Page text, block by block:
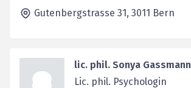
Gutenbergstrasse 31, 3011 Bern
lic. phil. Sonya Gassmann
Lic. phil. Psychologin